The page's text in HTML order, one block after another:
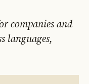
companies and
languages,